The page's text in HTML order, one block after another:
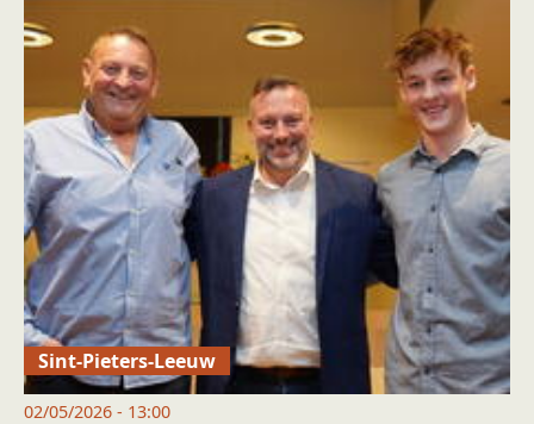
Sint-Pieters-Leeuw
02/05/2026 - 13:00